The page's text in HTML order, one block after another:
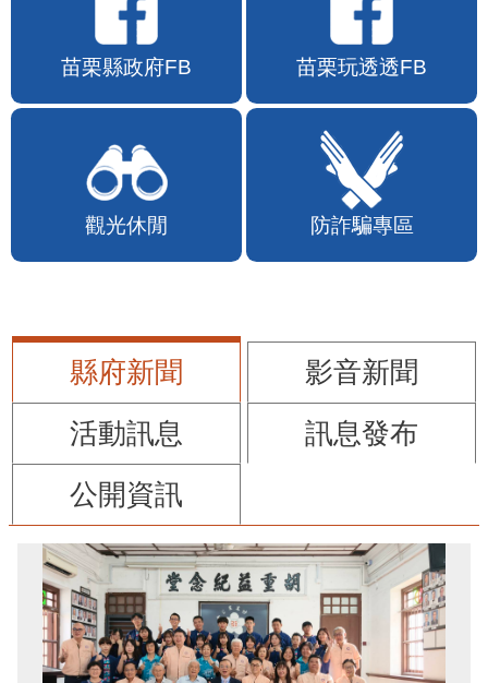
苗栗縣政府FB 苗栗玩透透FB
觀光休閒 防詐騙專區
縣府新聞
影音新聞
活動訊息
訊息發布
公開資訊